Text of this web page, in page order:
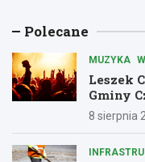
Polecane
MUZYKA
Leszek
Gminy
8 sierpnia